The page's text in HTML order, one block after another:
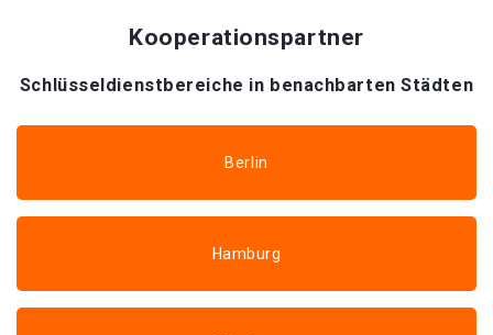
Kooperationspartner
Schlüsseldienstbereiche in benachbarten Städten
Berlin
Hamburg